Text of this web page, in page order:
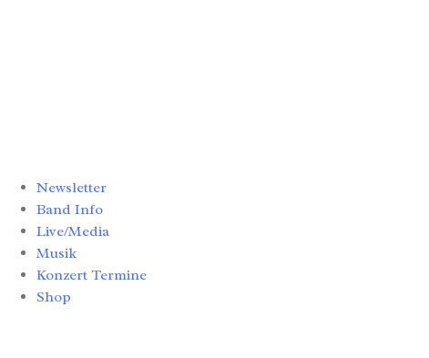
Newsletter
Band Info
Live/Media
Musik
Konzert Termine
Shop